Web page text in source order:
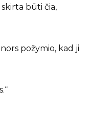
būti čia,
požymio, kad ji